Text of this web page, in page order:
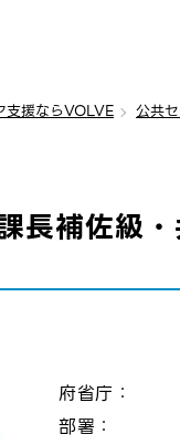
支援ならVOLVE 公共
長補佐級
府省庁：
部署：